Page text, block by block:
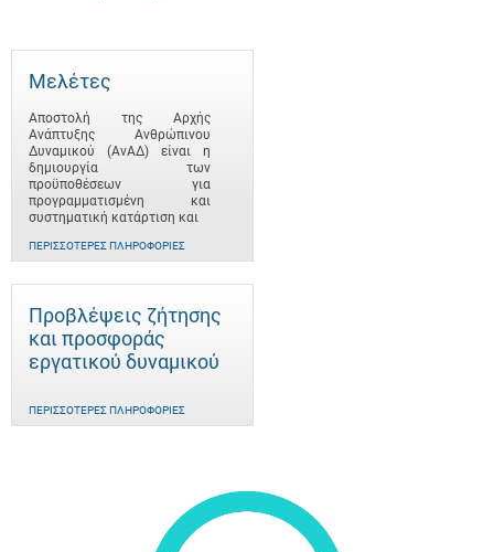
Μελέτες
Αποστολή της Αρχής
Ανάπτυξης Ανθρώπινου
Δυναμικού (ΑνΑΔ) είναι η
δημιουργία των
προϋποθέσεων για
προγραμματισμένη και
συστηματική κατάρτιση και
ΠΕΡΙΣΣΌΤΕΡΕΣ ΠΛΗΡΟΦΟΡΊΕΣ
Προβλέψεις ζήτησης
και προσφοράς
εργατικού δυναμικού
ΠΕΡΙΣΣΌΤΕΡΕΣ ΠΛΗΡΟΦΟΡΊΕΣ